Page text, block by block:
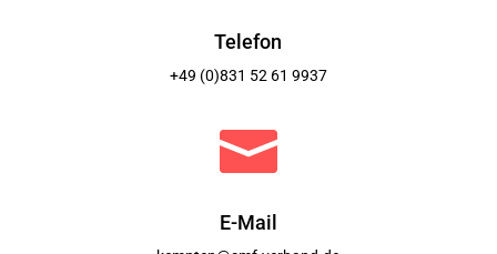
Telefon
+49 (0)831 52 61 9937

E-Mail